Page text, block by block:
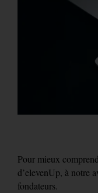
Pour mieux
d’elevenUp, à notre
fondateurs.